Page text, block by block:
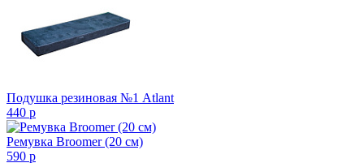
Подушка резиновая №1 Atlant
440 p
Ремувка Broomer (20 см)
590 p